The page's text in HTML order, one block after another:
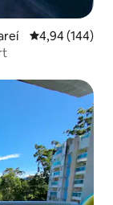
4,94 (144)